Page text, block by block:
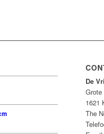
De
Grote
1621
The